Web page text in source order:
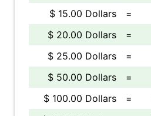
$ 15.00 Dollars
=
$ 20.00 Dollars
=
$ 25.00 Dollars
=
$ 50.00 Dollars
=
$ 100.00 Dollars
=